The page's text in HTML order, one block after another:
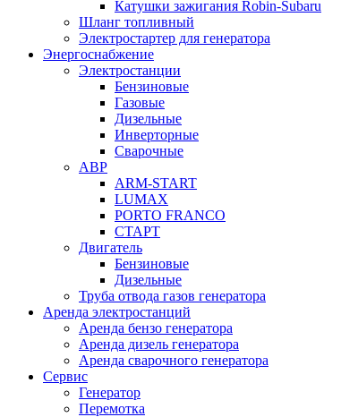
Катушки зажигания Robin-Subaru
Шланг топливный
Электростартер для генератора
Энергоснабжение
Электростанции
Бензиновые
Газовые
Дизельные
Инверторные
Сварочные
АВР
ARM-START
LUMAX
PORTO FRANCO
СТАРТ
Двигатель
Бензиновые
Дизельные
Труба отвода газов генератора
Аренда электростанций
Аренда бензо генератора
Аренда дизель генератора
Аренда сварочного генератора
Сервис
Генератор
Перемотка